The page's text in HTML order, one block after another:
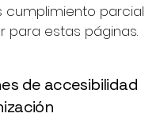
cumplimiento parcial
para estas páginas.
de accesibilidad